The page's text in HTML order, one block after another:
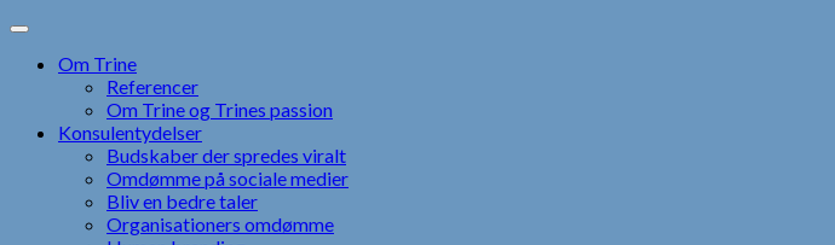
Skip
contentOm Trine
Referencer
Om Trine og Trines passion
Konsulentydelser
Budskaber der spredes viralt
Omdømme på sociale medier
Bliv en bedre taler
Organisationers omdømme